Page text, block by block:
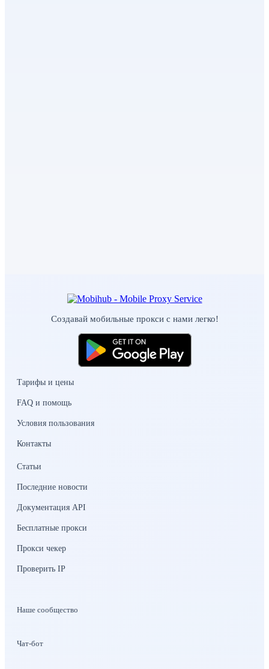
Создавай мобильные прокси с нами легко!
Тарифы и цены
FAQ и помощь
Условия пользования
Контакты
Статьи
Последние новости
Документация API
Бесплатные прокси
Прокси чекер
Проверить IP
Наше сообщество
Чат-бот